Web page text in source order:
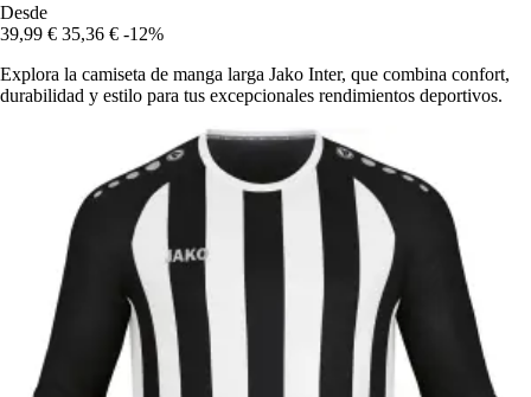
Desde
39,99 € 35,36 € -12%
Explora la camiseta de manga larga Jako Inter, que combina confort,
durabilidad y estilo para tus excepcionales rendimientos deportivos.